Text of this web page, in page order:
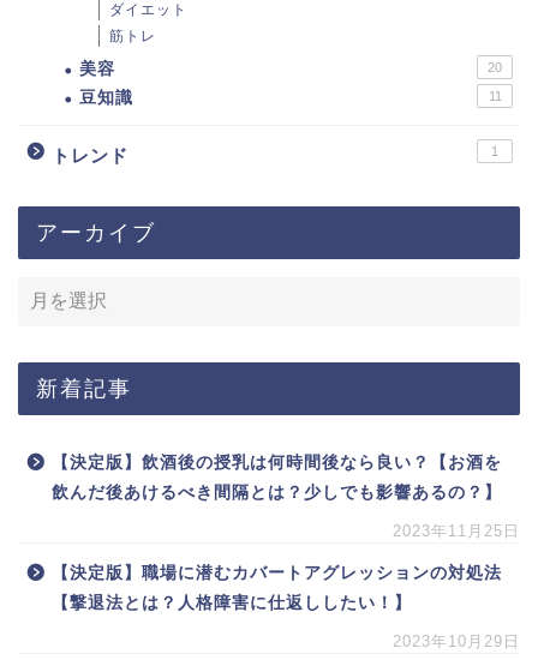
ダイエット
筋トレ
美容 20
豆知識 11
トレンド 1
アーカイブ
新着記事
【決定版】飲酒後の授乳は何時間後なら良い？【お酒を
飲んだ後あけるべき間隔とは？少しでも影響あるの？】
2023年11月25日
【決定版】職場に潜むカバートアグレッションの対処法
【撃退法とは？人格障害に仕返ししたい！】
2023年10月29日